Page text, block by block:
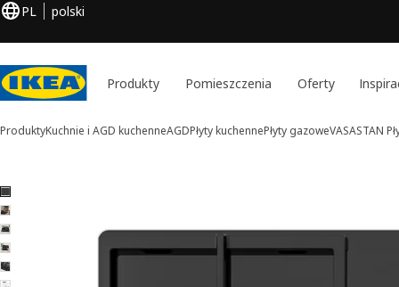
PL polski
Produkty Pomieszczenia Oferty
ProduktyKuchnie i AGD kuchenneAGDPłyty kuchennePłyty gazoweVASASTAN
6 VASASTAN obrazy
zdjęcia